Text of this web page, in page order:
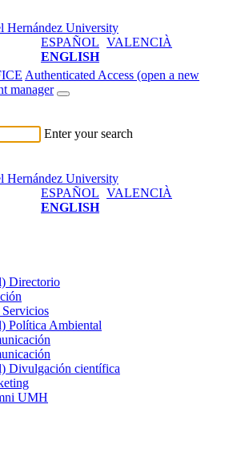
ESPAÑOL VALENCIÀ
ENGLISH
Authenticated Access (open a new
manager
Enter your search
ESPAÑOL VALENCIÀ
ENGLISH
Directorio
Servicios
Política Ambiental
Divulgación científica
UMH